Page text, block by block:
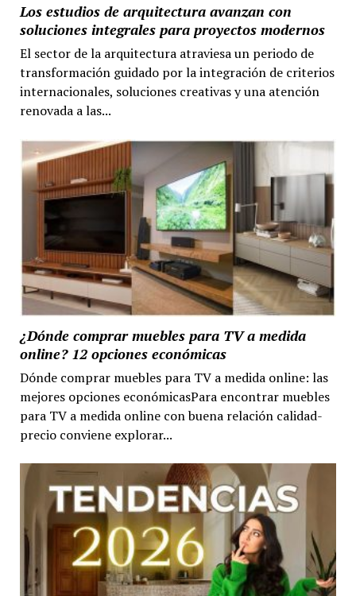
Los estudios de arquitectura avanzan con
soluciones integrales para proyectos modernos
El sector de la arquitectura atraviesa un periodo de
transformación guidado por la integración de criterios
internacionales, soluciones creativas y una atención
renovada a las...
¿Dónde comprar muebles para TV a medida
online? 12 opciones económicas
Dónde comprar muebles para TV a medida online: las
mejores opciones económicasPara encontrar muebles
para TV a medida online con buena relación calidad-
precio conviene explorar...